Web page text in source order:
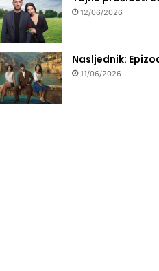
12/06/2026
Nasljednik:
11/06/2026